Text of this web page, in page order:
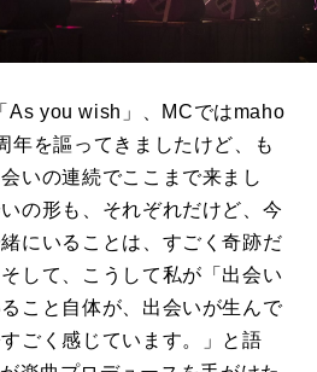
As you wish」、MCではmaho
年を謳ってきましたけど、も
いの連続でここまで来まし
の形も、それぞれだけど、今
にいることは、すごく奇跡だ
して、こうして私が「出会い
こと自体が、出会いが生んで
ごく感じています。」と語